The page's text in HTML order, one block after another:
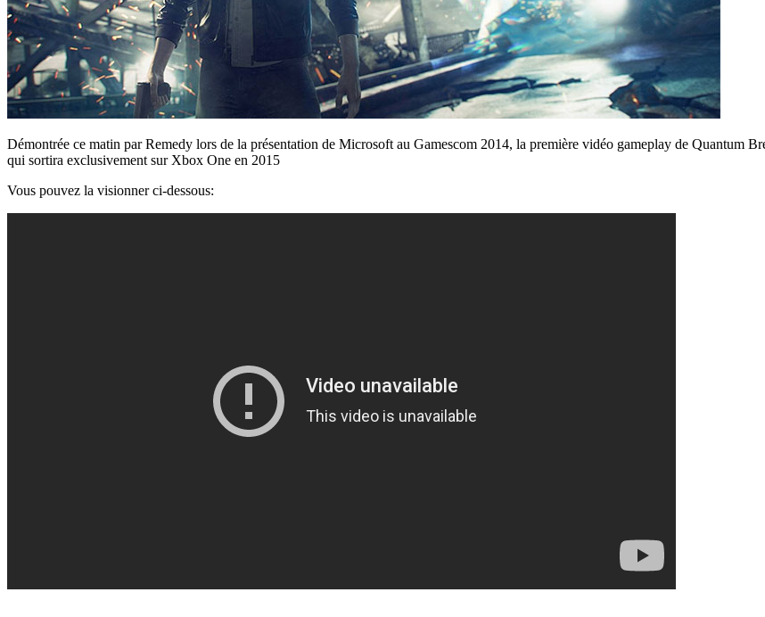
Démontrée ce matin par Remedy lors de la présentation de Microsoft au Gamescom 2014, la première vidéo gameplay de Quantum
qui sortira exclusivement sur Xbox One en 2015
Vous pouvez la visionner ci-dessous: